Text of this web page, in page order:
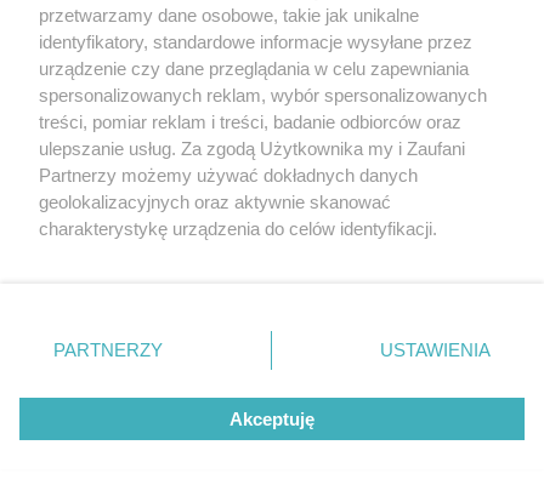
POLSKI SIATKARZ
Jakub Kochanowski ujawnia z kim
spotyka się Tomasz Fornal. Te słowa
to absolutny hit
przetwarzamy dane osobowe, takie jak unikalne
identyfikatory, standardowe informacje wysyłane przez
urządzenie czy dane przeglądania w celu zapewniania
spersonalizowanych reklam, wybór spersonalizowanych
treści, pomiar reklam i treści, badanie odbiorców oraz
ulepszanie usług. Za zgodą Użytkownika my i Zaufani
Partnerzy możemy używać dokładnych danych
geolokalizacyjnych oraz aktywnie skanować
charakterystykę urządzenia do celów identyfikacji.
zmienić/wycofać klikając przycisk ustawień prywatności
znajdujący się w lewym dolnym rogu strony
rodzaje przetwarzania danych nie wymagają zgody
użytkownika, ale masz prawo sprzeciwić się takiemu
przetwarzaniu. Preferencje będą miały zastosowanie tylko
PARTNERZY USTAWIENIA
Akceptuję